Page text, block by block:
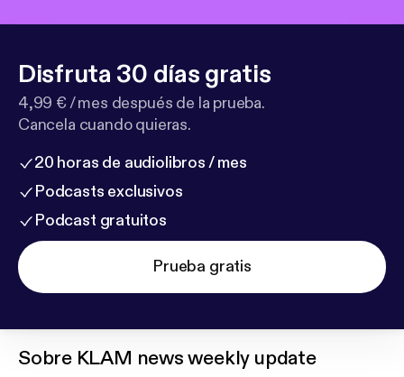
Disfruta 30 días gratis
4,99 € / mes después de la prueba.
Cancela cuando quieras.
20 horas de audiolibros / mes
Podcasts exclusivos
Podcast gratuitos
Prueba gratis
Sobre KLAM news weekly update